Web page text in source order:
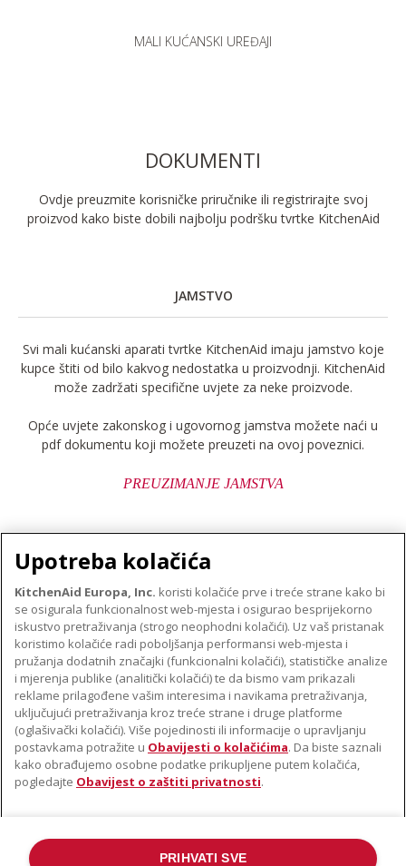
MALI KUĆANSKI UREĐAJI
DOKUMENTI
Ovdje preuzmite korisničke priručnike ili registrirajte svoj
proizvod kako biste dobili najbolju podršku tvrtke KitchenAid
JAMSTVO
Svi mali kućanski aparati tvrtke KitchenAid imaju jamstvo koje
kupce štiti od bilo kakvog nedostatka u proizvodnji. KitchenAid
može zadržati specifične uvjete za neke proizvode.
Opće uvjete zakonskog i ugovornog jamstva možete naći u
pdf dokumentu koji možete preuzeti na ovoj poveznici.
PREUZIMANJE JAMSTVA
O TVRTKI KITCHENAID
Robna marka
Povijest
ODR
PODRŠKA
Pronađi trgovinu
Jamstvo i dokumenti
PRATITE NAS
Upotreba kolačića
KitchenAid Europa, Inc. koristi kolačiće prve i treće strane kako bi
se osigurala funkcionalnost web-mjesta i osigurao besprijekorno
iskustvo pretraživanja (strogo neophodni kolačići). Uz vaš pristanak
koristimo kolačiće radi poboljšanja performansi web-mjesta i
pružanja dodatnih značajki (funkcionalni kolačići), statističke analize
i mjerenja publike (analitički kolačići) te da bismo vam prikazali
reklame prilagođene vašim interesima i navikama pretraživanja,
uključujući pretraživanja kroz treće strane i druge platforme
(oglašivački kolačići). Više pojedinosti ili informacije o upravljanju
postavkama potražite u Obavijesti o kolačićima. Da biste saznali
kako obrađujemo osobne podatke prikupljene putem kolačića,
pogledajte Obavijest o zaštiti privatnosti.
PRIHVATI SVE